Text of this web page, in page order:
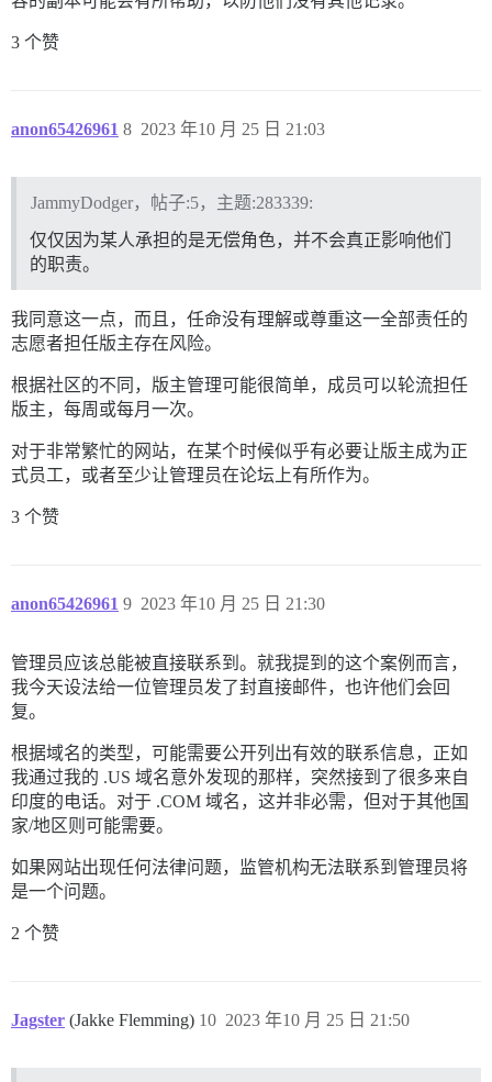
3 个赞
anon65426961 2023 年10 月 25 日 21:03
8
JammyDodger，帖子:5，主题:283339:
仅仅因为某人承担的是无偿角色，并不会真正影响他们
的职责。
我同意这一点，而且，任命没有理解或尊重这一全部责任的
志愿者担任版主存在风险。
根据社区的不同，版主管理可能很简单，成员可以轮流担任
版主，每周或每月一次。
对于非常繁忙的网站，在某个时候似乎有必要让版主成为正
式员工，或者至少让管理员在论坛上有所作为。
3 个赞
anon65426961 2023 年10 月 25 日 21:30
9
管理员应该总能被直接联系到。就我提到的这个案例而言，
我今天设法给一位管理员发了封直接邮件，也许他们会回
复。
根据域名的类型，可能需要公开列出有效的联系信息，正如
我通过我的 .US 域名意外发现的那样，突然接到了很多来自
印度的电话。对于 .COM 域名，这并非必需，但对于其他国
家/地区则可能需要。
如果网站出现任何法律问题，监管机构无法联系到管理员将
是一个问题。
2 个赞
Jagster (Jakke Flemming) 2023 年10 月 25 日 21:50
10